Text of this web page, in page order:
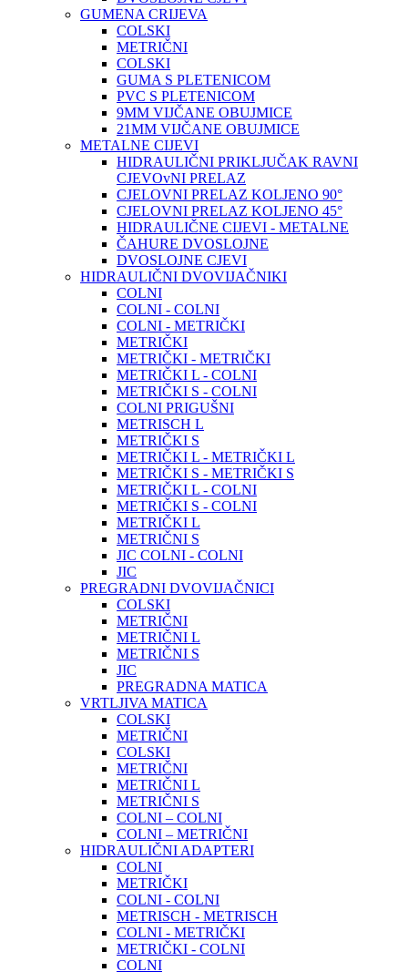
GUMENA CRIJEVA
COLSKI
METRIČNI
COLSKI
GUMA S PLETENICOM
PVC S PLETENICOM
9MM VIJČANE OBUJMICE
21MM VIJČANE OBUJMICE
METALNE CIJEVI
HIDRAULIČNI PRIKLJUČAK RAVNI
CJEVOvNI PRELAZ
CJELOVNI PRELAZ KOLJENO 90°
CJELOVNI PRELAZ KOLJENO 45°
HIDRAULIČNE CIJEVI - METALNE
ČAHURE DVOSLOJNE
DVOSLOJNE CJEVI
HIDRAULIČNI DVOVIJAČNIKI
COLNI
COLNI - COLNI
COLNI - METRIČKI
METRIČKI
METRIČKI - METRIČKI
METRIČKI L - COLNI
METRIČKI S - COLNI
COLNI PRIGUŠNI
METRISCH L
METRIČKI S
METRIČKI L - METRIČKI L
METRIČKI S - METRIČKI S
METRIČKI L - COLNI
METRIČKI S - COLNI
METRIČKI L
METRIČNI S
JIC COLNI - COLNI
JIC
PREGRADNI DVOVIJAČNICI
COLSKI
METRIČNI
METRIČNI L
METRIČNI S
JIC
PREGRADNA MATICA
VRTLJIVA MATICA
COLSKI
METRIČNI
COLSKI
METRIČNI
METRIČNI L
METRIČNI S
COLNI – COLNI
COLNI – METRIČNI
HIDRAULIČNI ADAPTERI
COLNI
METRIČKI
COLNI - COLNI
METRISCH - METRISCH
COLNI - METRIČKI
METRIČKI - COLNI
COLNI